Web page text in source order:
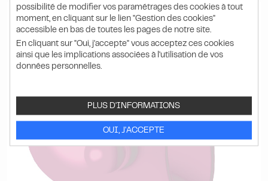
possibilité de modifier vos paramétrages des cookies à tout
moment, en cliquant sur le lien "Gestion des cookies"
accessible en bas de toutes les pages de notre site.
En cliquant sur "Oui, j'accepte" vous acceptez ces cookies
ainsi que les implications associées à l'utilisation de vos
données personnelles.
PLUS D'INFORMATIONS
OUI, J'ACCEPTE